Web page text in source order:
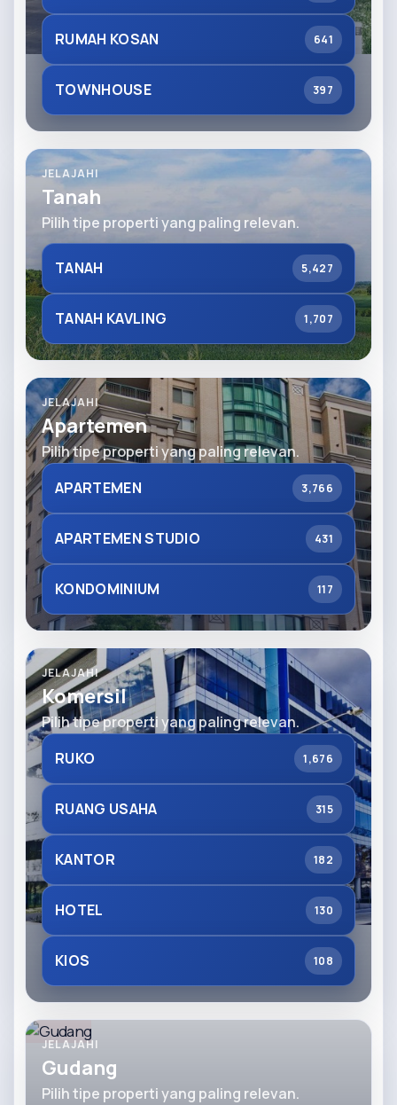
RUMAH KOSAN 641
TOWNHOUSE 397
JELAJAHI
Tanah
Pilih tipe properti yang paling relevan.
TANAH 5,427
TANAH KAVLING 1,707
JELAJAHI
Apartemen
Pilih tipe properti yang paling relevan.
APARTEMEN
3,766
APARTEMEN STUDIO 431
KONDOMINIUM 117
JELAJAHI
Komersil
Pilih tipe properti yang paling relevan.
RUKO
1,676
RUANG USAHA 315
KANTOR 182
HOTEL 130
KIOS 108
JELAJAHI
Gudang
Pilih tipe properti yang paling relevan.